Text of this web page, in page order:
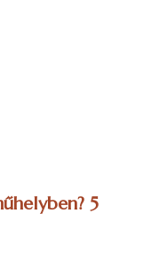
5